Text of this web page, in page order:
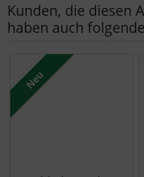
Kunden, die diesen
haben auch
Es folgt ein Produktslider -
Neu